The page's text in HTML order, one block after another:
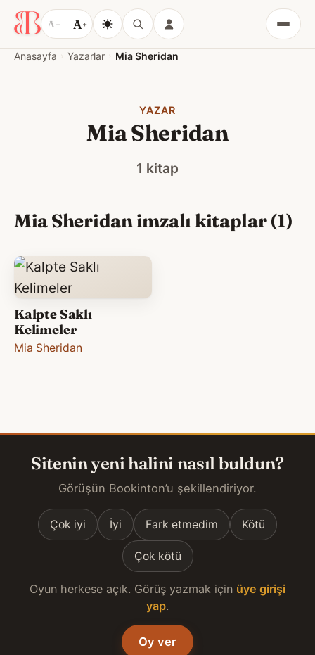
A − A+
Menü
Anasayfa Yazarlar Mia Sheridan
YAZAR
Mia Sheridan
1 kitap
Mia Sheridan imzalı kitaplar (1)
Kalpte Saklı
Kelimeler
Mia Sheridan
Sitenin yeni halini nasıl buldun?
Görüşün Bookinton’u şekillendiriyor.
Çok iyi İyi Fark etmedim Kötü
Çok kötü
Oyun herkese açık. Görüş yazmak için üye girişi
yap.
Oy ver